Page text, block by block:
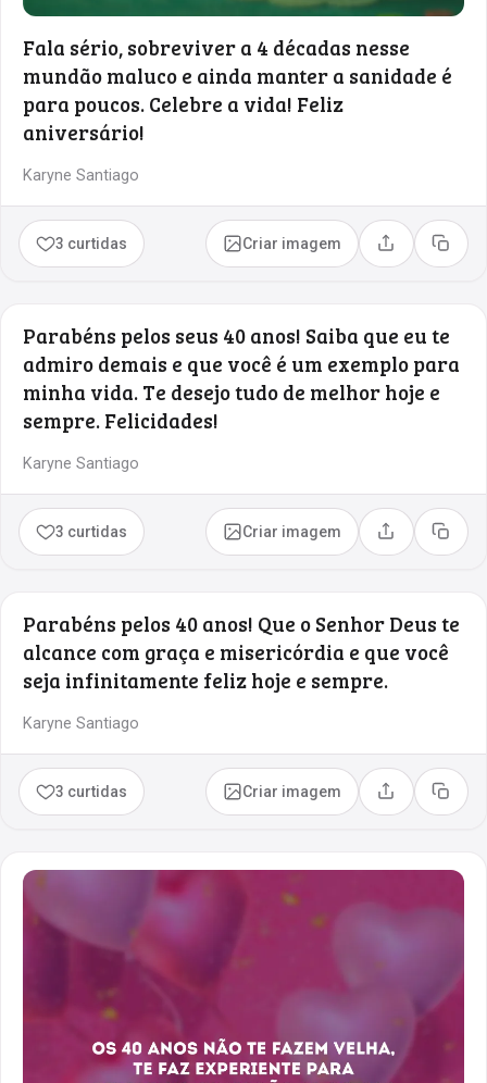
Fala sério, sobreviver a 4 décadas nesse
mundão maluco e ainda manter a sanidade é
para poucos. Celebre a vida! Feliz
aniversário!
Karyne Santiago
3 curtidas Criar imagem Compartilhar
Copiar
Parabéns pelos seus 40 anos! Saiba que eu te
admiro demais e que você é um exemplo para
minha vida. Te desejo tudo de melhor hoje e
sempre. Felicidades!
Karyne Santiago
3 curtidas Criar imagem Compartilhar
Copiar
Parabéns pelos 40 anos! Que o Senhor Deus te
alcance com graça e misericórdia e que você
seja infinitamente feliz hoje e sempre.
Karyne Santiago
3 curtidas Criar imagem Compartilhar
Copiar